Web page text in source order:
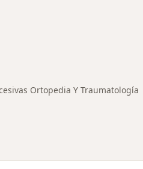
Ortopedia Y Traumatología